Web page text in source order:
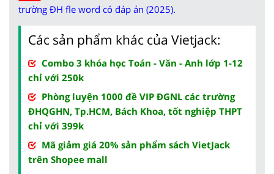
trường ĐH fle word có đáp án (2025).
Các sản phẩm khác của Vietjack:
Combo 3 khóa học Toán - Văn - Anh lớp 1-12
chỉ với 250k
Phòng luyện 1000 đề VIP ĐGNL các trường
ĐHQGHN, Tp.HCM, Bách Khoa, tốt nghiệp THPT
chỉ với 399k
Mã giảm giá 20% sản phẩm sách VietJack
trên Shopee mall